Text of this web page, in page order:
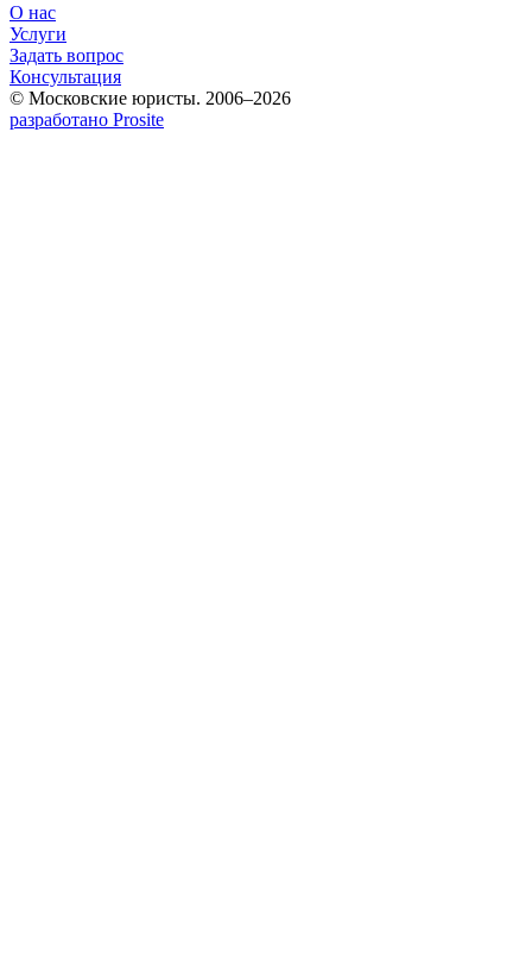
О нас
Услуги
Задать вопрос
Консультация
© Московские юристы. 2006–2026
разработано Prosite